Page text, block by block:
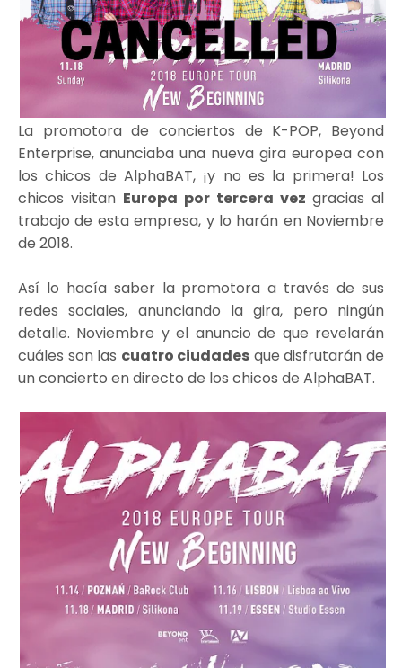
La promotora de conciertos de K-POP, Beyond
Enterprise, anunciaba una nueva gira europea con
los chicos de AlphaBAT, ¡y no es la primera! Los
chicos visitan Europa por tercera vez gracias al
trabajo de esta empresa, y lo harán en Noviembre
de 2018.
Así lo hacía saber la promotora a través de sus
redes sociales, anunciando la gira, pero ningún
detalle. Noviembre y el anuncio de que revelarán
cuáles son las cuatro ciudades que disfrutarán de
un concierto en directo de los chicos de AlphaBAT.